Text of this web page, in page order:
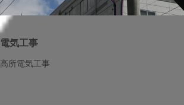
電気工事
高所電気工事